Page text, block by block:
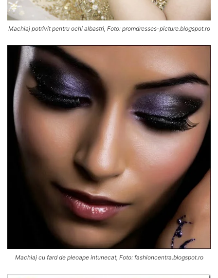
Machiaj potrivit pentru ochi albastri, Foto: promdresses-picture.blogspot.ro
Machiaj cu fard de pleoape intunecat, Foto: fashioncentra.blogspot.ro